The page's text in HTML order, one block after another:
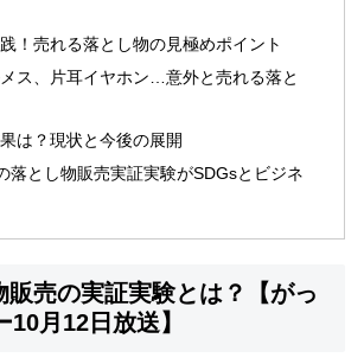
！売れる落とし物の見極めポイント
ス、片耳イヤホン…意外と売れる落と
は？現状と今後の展開
落とし物販売実証実験がSDGsとビジネ
売の実証実験とは？【がっ
10月12日放送】